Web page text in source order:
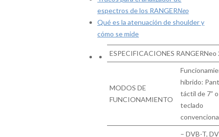
espectros de los RANGERNeo
Qué es la atenuación de shoulder y
cómo se mide
ESPECIFICACIONES RANGERNeo
MODOS DE
FUNCIONAMIENTO
híbrido:
táctil de 7” o
teclado
– DVB-T,